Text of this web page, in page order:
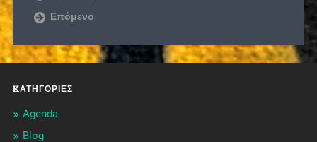
Επόμενο
KΑΤΗΓΟΡΊΕΣ
Agenda
Blog